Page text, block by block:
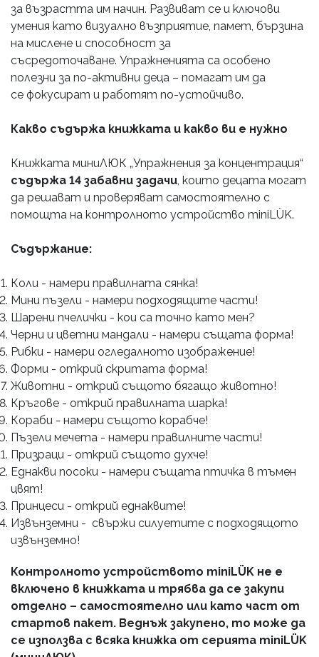
за възрастта им начин. Развиват се и ключови
умения като визуално възприятие, памет, бързина
на мислене и способност за
съсредоточаване. Упражненията са особено
полезни за по-активни деца – помагат им да
се фокусират и работят по-устойчиво.
Какво съдържа книжката и какво ви е нужно
Книжката миниЛЮК „Упражнения за концентрация“
съдържа 14 забавни задачи, които децата могат
да решават и проверяват самостоятелно с
помощта на контролното устройство miniLÜK.
Съдържание:
Коли - намери правилната сянка!
Мини пъзели - намери подходящите части!
Шарени пчелички - кои са точно като мен?
Черни и цветни мандали - намери същата форма!
Рибки - намери огледалното изображение!
Форми - открий скритата форма!
Животни - открий същото бягащо животно!
Кръгове - открий правилната шарка!
Кораби - намери същото корабче!
Пъзели мечета - намери правилните части!
Призраци - открий същото духче!
Еднакви посоки - намери същата птичка в тъмен
цвят!
Принцеси - открий еднаквите!
Извънземни - свържи силуетите с подходящото
извънземно!
Контролното устройството miniLÜK не е
включено в книжката и трябва да се закупи
отделно – самостоятелно или като част от
стартов пакет. Веднъж закупено, то може да
се използва с всяка книжка от серията miniLÜK